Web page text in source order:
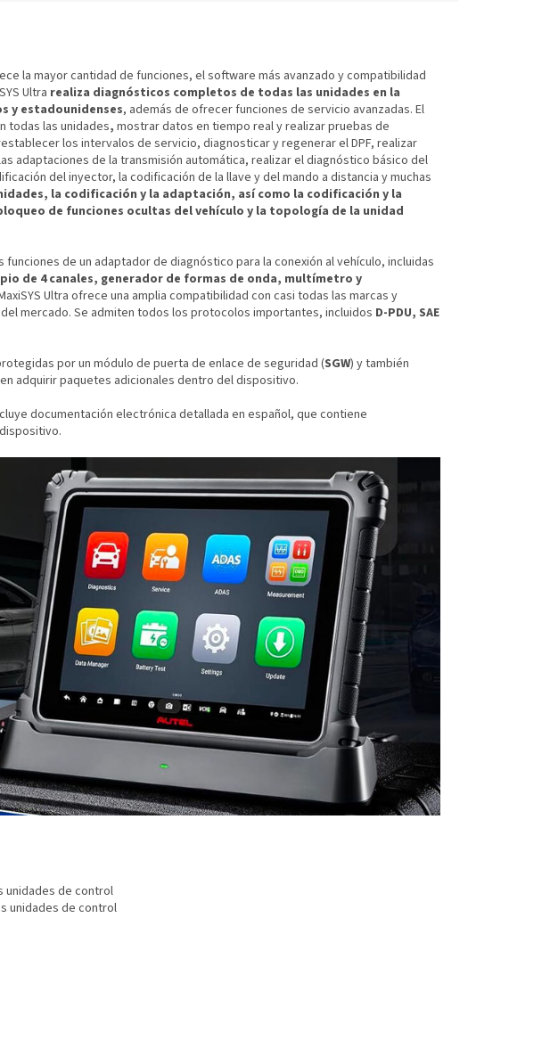
la mayor cantidad de funciones, el software más avanzado y compatibilidad
Ultra realiza diagnósticos completos de todas las unidades en la
y estadounidenses, además de ofrecer funciones de servicio avanzadas. El
todas las unidades, mostrar datos en tiempo real y realizar pruebas de
los intervalos de servicio, diagnosticar y regenerar el DPF, realizar
adaptaciones de la transmisión automática, realizar el diagnóstico básico del
del inyector, la codificación de la llave y del mando a distancia y muchas
la codificación y la adaptación, así como la codificación y la
de funciones ocultas del vehículo y la topología de la unidad
funciones de un adaptador de diagnóstico para la conexión al vehículo, incluidas
de 4 canales, generador de formas de onda, multímetro y
Ultra ofrece una amplia compatibilidad con casi todas las marcas y
mercado. Se admiten todos los protocolos importantes, incluidos D-PDU, SAE
por un módulo de puerta de enlace de seguridad (SGW) y también
adquirir paquetes adicionales dentro del dispositivo.
documentación electrónica detallada en español, que contiene
unidades de control
unidades de control